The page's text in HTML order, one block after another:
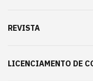
REVISTA
LICENCIAMENTO DE